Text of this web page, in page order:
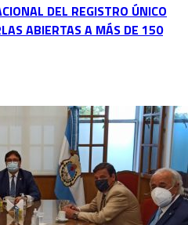
DEL REGISTRO ÚNICO
ABIERTAS A MÁS DE 150